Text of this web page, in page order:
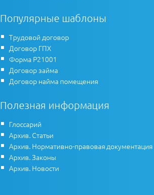
Популярные шаблоны
Трудовой договор
Договор ГПХ
Форма Р21001
Договор займа
Договор найма помещения
Полезная информация
Глоссарий
Архив. Статьи
Архив. Нормативно-правовая документация
Архив. Законы
Архив. Новости